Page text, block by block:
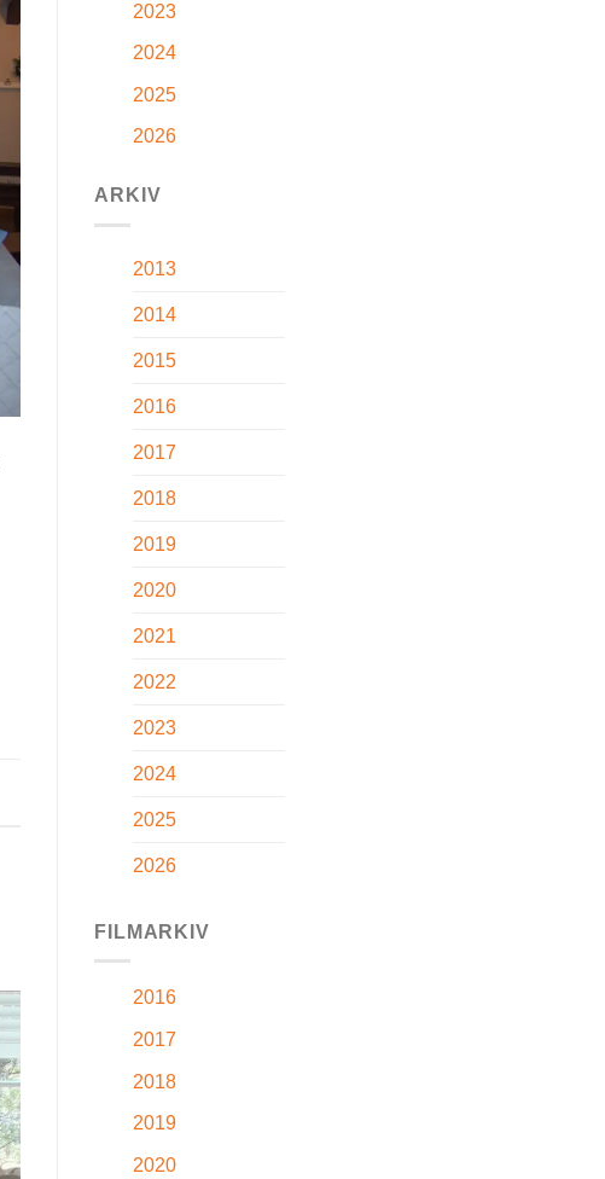
2023
2024
2025
2026
ARKIV
2013
2014
2015
2016
2017
2018
2019
2020
2021
2022
2023
2024
2025
2026
FILMARKIV
2016
2017
2018
2019
2020